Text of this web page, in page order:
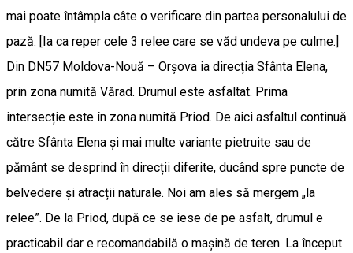
mai poate întâmpla câte o verificare din partea personalului de
pază. [Ia ca reper cele 3 relee care se văd undeva pe culme.]
Din DN57 Moldova-Nouă – Orșova ia direcția Sfânta Elena,
prin zona numită Vărad. Drumul este asfaltat. Prima
intersecție este în zona numită Priod. De aici asfaltul continuă
către Sfânta Elena și mai multe variante pietruite sau de
pământ se desprind în direcții diferite, ducând spre puncte de
belvedere și atracții naturale. Noi am ales să mergem „la
relee”. De la Priod, după ce se iese de pe asfalt, drumul e
practicabil dar e recomandabilă o mașină de teren. La început